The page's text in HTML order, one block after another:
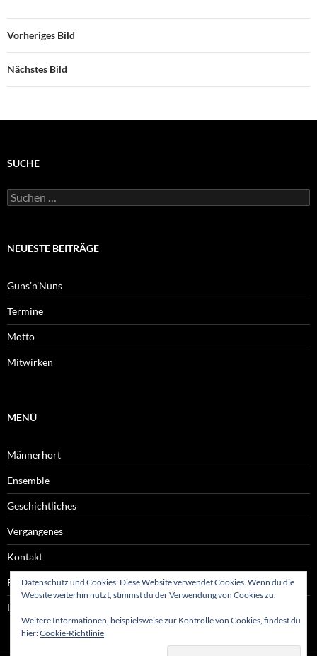
Vorheriges Bild
Nächstes Bild
SUCHE
Suchen
nach:
NEUESTE BEITRÄGE
Guns’n’Nuns
Termine
Motto
Mitwirken
MENÜ
Männerhort
Ensemble
Geschichtliches
Vergangenes
Kontakt
Rechtliches
Links
Datenschutz und Cookies: Diese Website verwendet Cookies. Wenn du die
Website weiterhin nutzt, stimmst du der Verwendung von Cookies zu.
Weitere Informationen, beispielsweise zur Kontrolle von Cookies, findest du
hier:Cookie-Richtlinie